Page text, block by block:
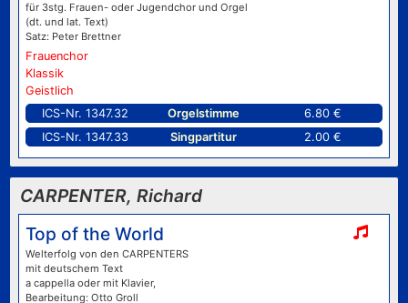
für 3stg. Frauen- oder Jugendchor und Orgel
(dt. und lat. Text)
Satz: Peter Brettner
Frauenchor
Klassik
Geistlich
ICS-Nr. 1347.32
Orgelstimme
6.80 €
ICS-Nr. 1347.33
Singpartitur 2.00 €
CARPENTER, Richard
Top of the World
Welterfolg von den CARPENTERS
mit deutschem Text
a cappella oder mit Klavier,
Bearbeitung: Otto Groll